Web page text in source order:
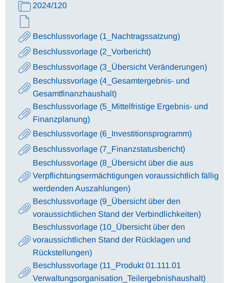
2024/120
Beschlussvorlage (1_Nachtragssatzung)
Beschlussvorlage (2_Vorbericht)
Beschlussvorlage (3_Übersicht Veränderungen)
Beschlussvorlage (4_Gesamtergebnis- und
Gesamtfinanzhaushalt)
Beschlussvorlage (5_Mittelfristige Ergebnis- und
Finanzplanung)
Beschlussvorlage (6_Investitionsprogramm)
Beschlussvorlage (7_Finanzstatusbericht)
Beschlussvorlage (8_Übersicht über die aus
Verpflichtungsermächtigungen voraussichtlich fällig
werdenden Auszahlungen)
Beschlussvorlage (9_Übersicht über den
voraussichtlichen Stand der Verbindlichkeiten)
Beschlussvorlage (10_Übersicht über den
voraussichtlichen Stand der Rücklagen und
Rückstellungen)
Beschlussvorlage (11_Produkt 01.111.01
Verwaltungsorganisation_Teilergebnishaushalt)